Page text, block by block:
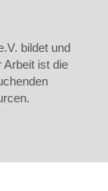
bildet und
Arbeit ist die